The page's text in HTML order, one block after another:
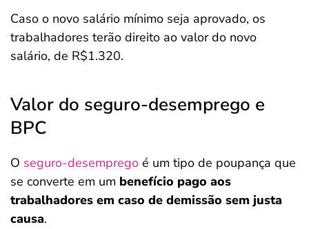
Caso o novo salário mínimo seja aprovado, os
trabalhadores terão direito ao valor do novo
salário, de R$1.320.
Valor do seguro-desemprego e
BPC
O seguro-desemprego é um tipo de poupança que
se converte em um benefício pago aos
trabalhadores em caso de demissão sem justa
causa.